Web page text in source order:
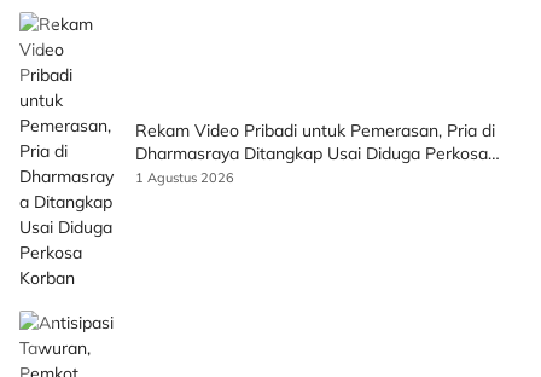
Rekam Video Pribadi untuk Pemerasan, Pria di
Dharmasraya Ditangkap Usai Diduga Perkosa
Korban
1 Agustus 2026